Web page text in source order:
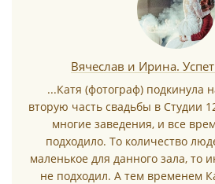
Вячеслав и Ирина.
...Катя (фотограф) подкинула
вторую часть свадьбы в Студии
многие заведения, и все
подходило. То количество
маленькое для данного зала, то
не подходил. А тем временем